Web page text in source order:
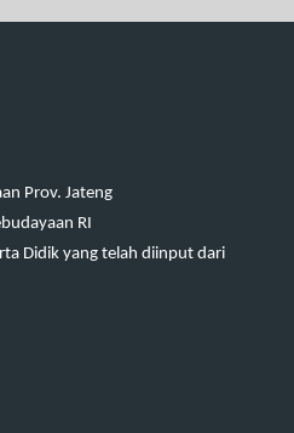
Prov. Jateng
RI
Didik yang telah diinput dari